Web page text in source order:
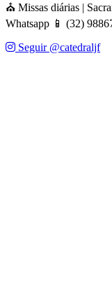
⛪ Missas diárias |
Whatsapp 📱 (32)
Seguir @catedraljf